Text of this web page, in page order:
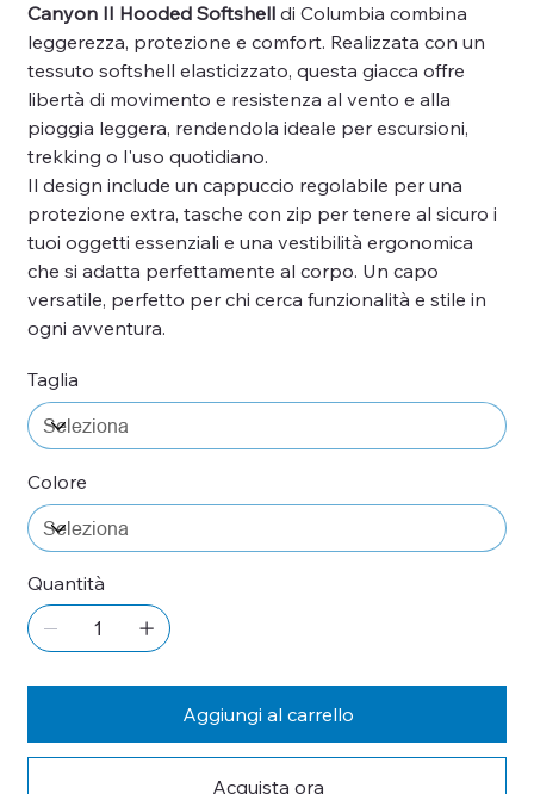
Canyon II Hooded Softshelldi Columbia combina
leggerezza, protezione e comfort. Realizzata con un
tessuto softshell elasticizzato, questa giacca offre
libertà di movimento e resistenza al vento e alla
pioggia leggera, rendendola ideale per escursioni,
trekking o l'uso quotidiano.
Il design include un cappuccio regolabile per una
protezione extra, tasche con zip per tenere al sicuro i
tuoi oggetti essenziali e una vestibilità ergonomica
che si adatta perfettamente al corpo. Un capo
versatile, perfetto per chi cerca funzionalità e stile in
ogni avventura.
Taglia
Colore
Quantità
Aggiungi al carrello
Acquista ora